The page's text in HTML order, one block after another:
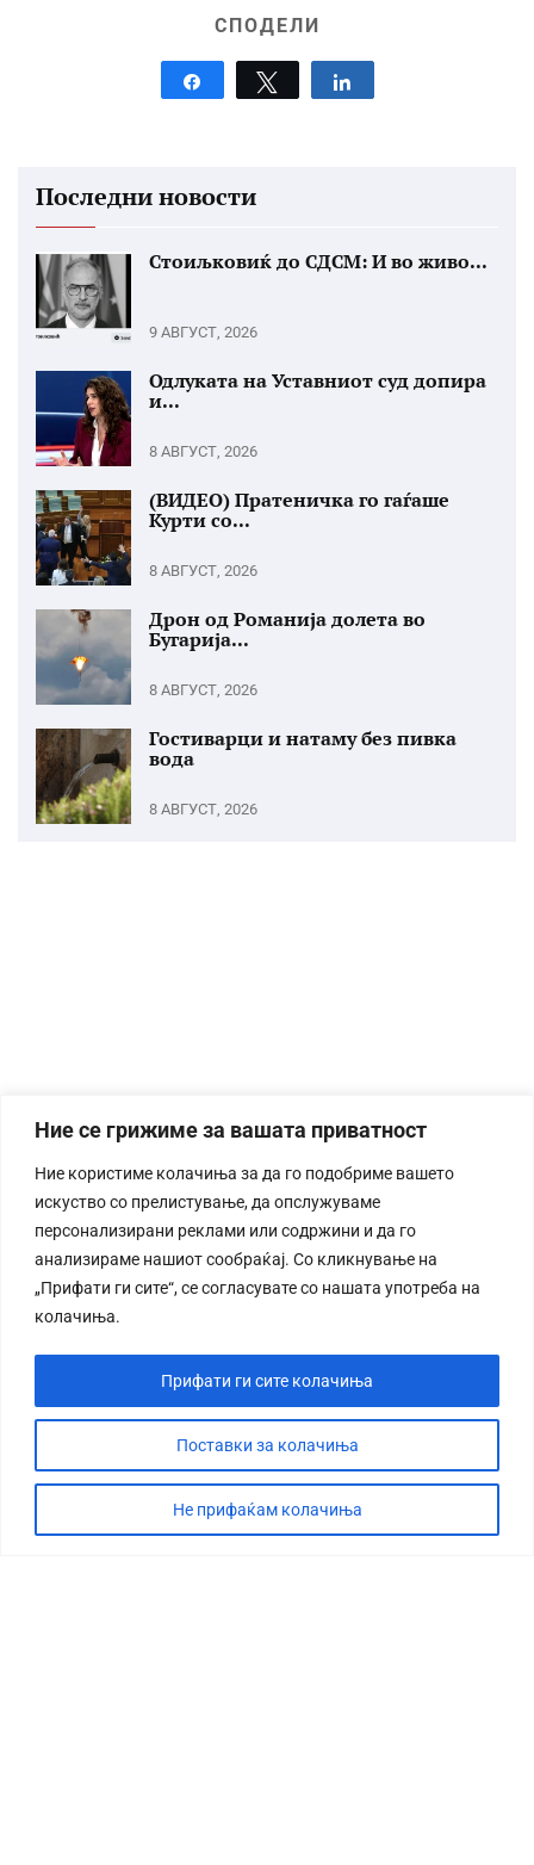
Ние се грижиме за вашата приватност
Ние користиме колачиња за да го подобриме вашето
искуство со прелистување, да опслужуваме
персонализирани реклами или содржини и да го
анализираме нашиот сообраќај. Со кликнување на
„Прифати ги сите“, се согласувате со нашата употреба на
колачиња.
Поставки за колачиња
Не прифаќам колачиња
Прифати ги сите колачиња
СПОДЕЛИ
Tweet
Последни новости
Стоиљковиќ до СДСМ: И во живо...
9 АВГУСТ, 2026
Одлуката на Уставниот суд допира
и...
8 АВГУСТ, 2026
(ВИДЕО) Пратеничка го гаѓаше
Курти со...
8 АВГУСТ, 2026
Дрон од Романија долета во
Бугарија...
8 АВГУСТ, 2026
Гостиварци и натаму без пивка
вода
8 АВГУСТ, 2026